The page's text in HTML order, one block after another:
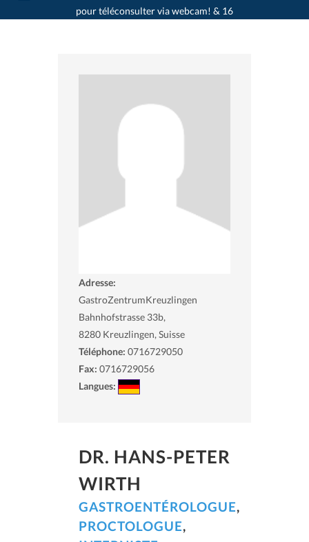
pour téléconsulter via webcam! & 16
>Gastroentérologues>Kreuzlingen>Dr. Hans-Peter Wirth
Adresse:
GastroZentrumKreuzlingen
Bahnhofstrasse 33b,
8280 Kreuzlingen, Suisse
Téléphone: 0716729050
Fax: 0716729056
Langues:
DR. HANS-PETER
WIRTH
GASTROENTÉROLOGUE,
PROCTOLOGUE,